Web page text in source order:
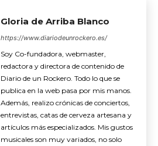
Gloria de Arriba Blanco
https://www.diariodeunrockero.es/
Soy Co-fundadora, webmaster,
redactora y directora de contenido de
Diario de un Rockero. Todo lo que se
publica en la web pasa por mis manos.
Además, realizo crónicas de conciertos,
entrevistas, catas de cerveza artesana y
artículos más especializados. Mis gustos
musicales son muy variados, no solo